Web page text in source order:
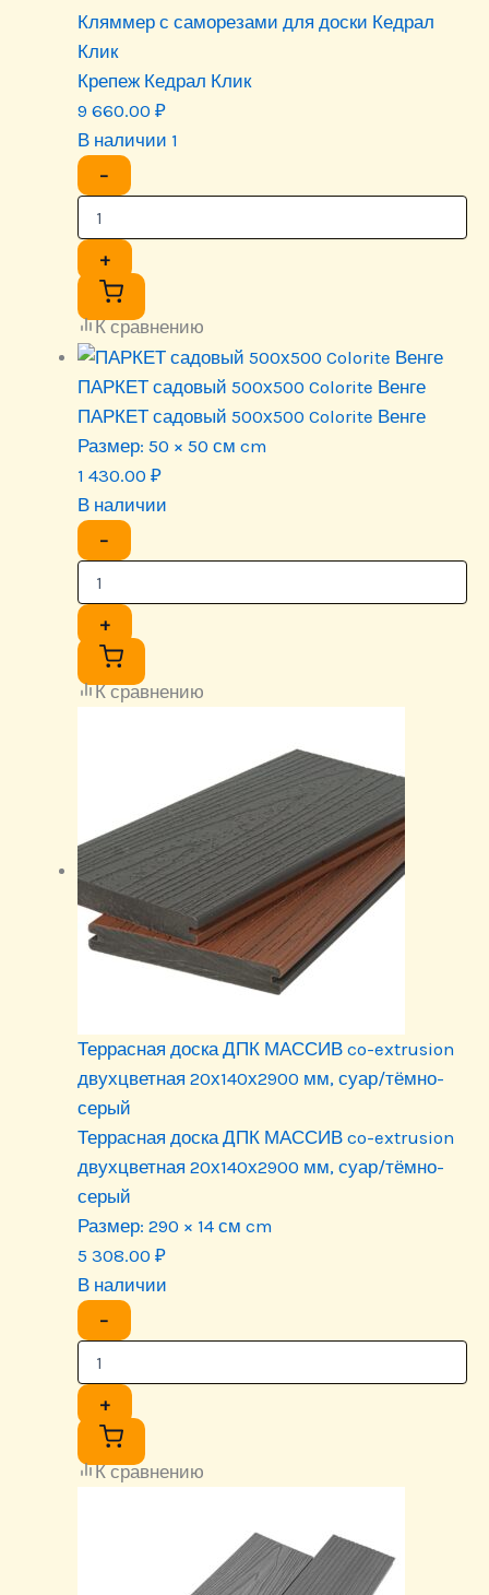
Кляммер с саморезами для доски Кедрал
Клик
Крепеж Кедрал Клик
9 660.00 ₽
В наличии 1
−
+
К сравнению
ПАРКЕТ садовый 500х500 Colorite Венге
ПАРКЕТ садовый 500х500 Colorite Венге
Размер: 50 × 50 см cm
1 430.00 ₽
В наличии
−
+
К сравнению
Террасная доска ДПК МАССИВ co-extrusion
двухцветная 20х140х2900 мм, суар/тёмно-
серый
Террасная доска ДПК МАССИВ co-extrusion
двухцветная 20х140х2900 мм, суар/тёмно-
серый
Размер: 290 × 14 см cm
5 308.00 ₽
В наличии
−
+
К сравнению